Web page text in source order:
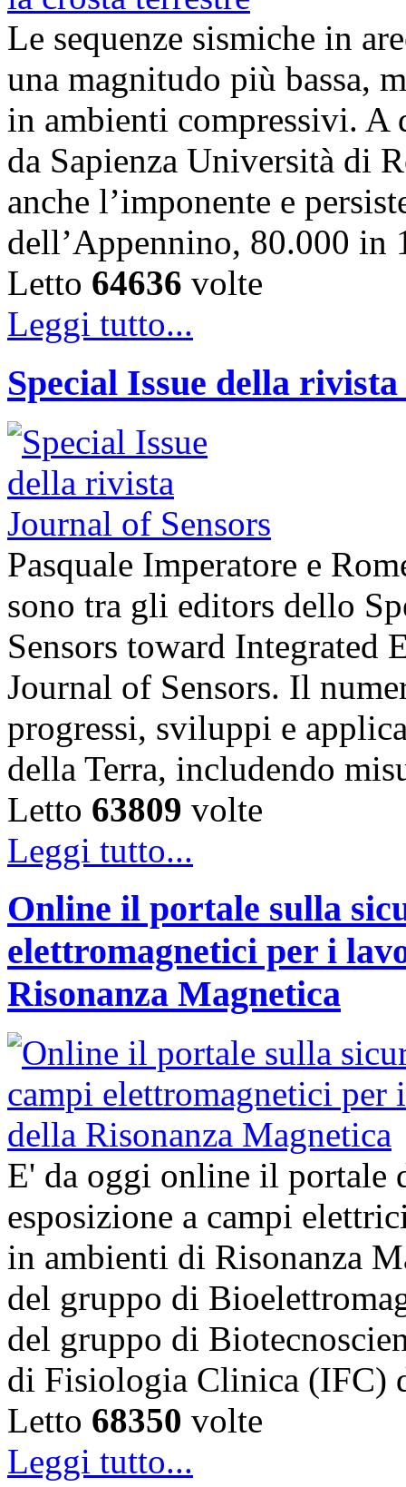
Le sequenze sismiche in
una magnitudo più bassa,
in ambienti compressivi.
da Sapienza Università di
anche l’imponente e
dell’Appennino, 80.000
Letto 64636 volte
Leggi tutto...
Special Issue della
Pasquale Imperatore e
sono tra gli editors dello
Sensors toward Integrated
Journal of Sensors. Il
progressi, sviluppi e
della Terra, includendo
Letto 63809 volte
Leggi tutto...
Online il portale sulla
elettromagnetici per i
Risonanza Magnetica
E' da oggi online il portale
esposizione a campi
in ambienti di Risonanza
del gruppo di
del gruppo di
di Fisiologia Clinica (IFC)
Letto 68350 volte
Leggi tutto...